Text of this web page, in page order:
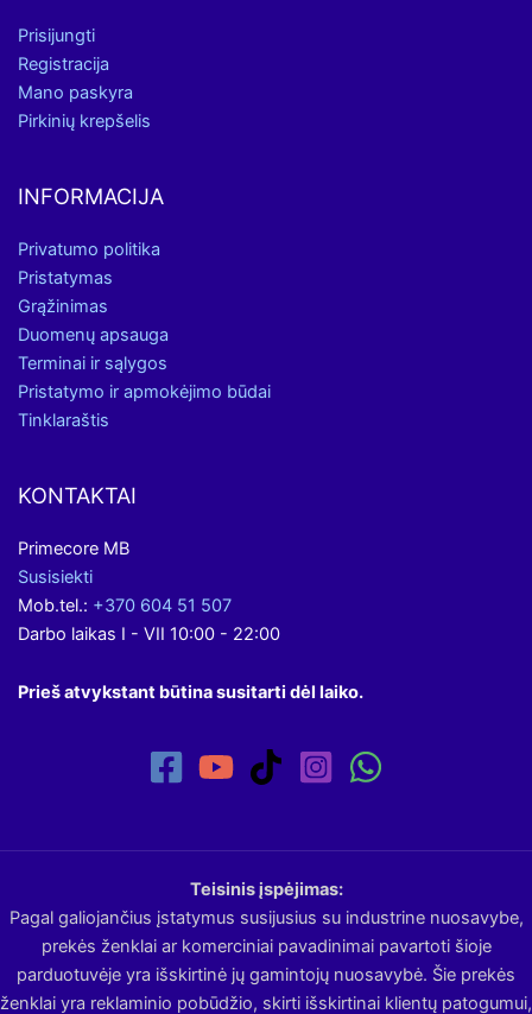
Prisijungti
Registracija
Mano paskyra
Pirkinių krepšelis
INFORMACIJA
Privatumo politika
Pristatymas
Grąžinimas
Duomenų apsauga
Terminai ir sąlygos
Pristatymo ir apmokėjimo būdai
Tinklaraštis
KONTAKTAI
Primecore MB
Susisiekti
Mob.tel.: +370 604 51 507
Darbo laikas I - VII 10:00 - 22:00
Prieš atvykstant būtina susitarti dėl laiko.
Teisinis įspėjimas:
Pagal galiojančius įstatymus susijusius su industrine nuosavybe,
prekės ženklai ar komerciniai pavadinimai pavartoti šioje
parduotuvėje yra išskirtinė jų gamintojų nuosavybė. Šie prekės
ženklai yra reklaminio pobūdžio, skirti išskirtinai klientų patogumui,